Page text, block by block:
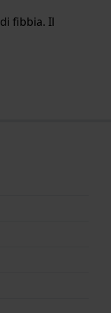
fibbia. Il